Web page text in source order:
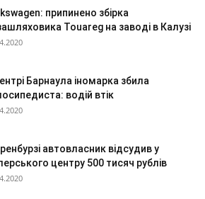
припинено збірка
Touareg на заводі в Калузі
Барнаула іномарка збила
водій втік
автовласник відсудив у
центру 500 тисяч рублів